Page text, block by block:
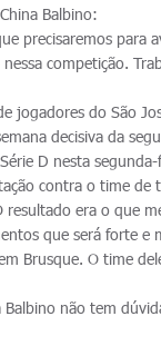
Balbino:
precisaremos para
nessa competição.
jogadores do São
decisiva da
D nesta
contra o time de
resultado era o que
que será forte e
Brusque. O time
não tem